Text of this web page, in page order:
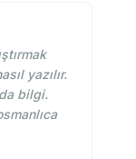
yazılır.
bilgi.